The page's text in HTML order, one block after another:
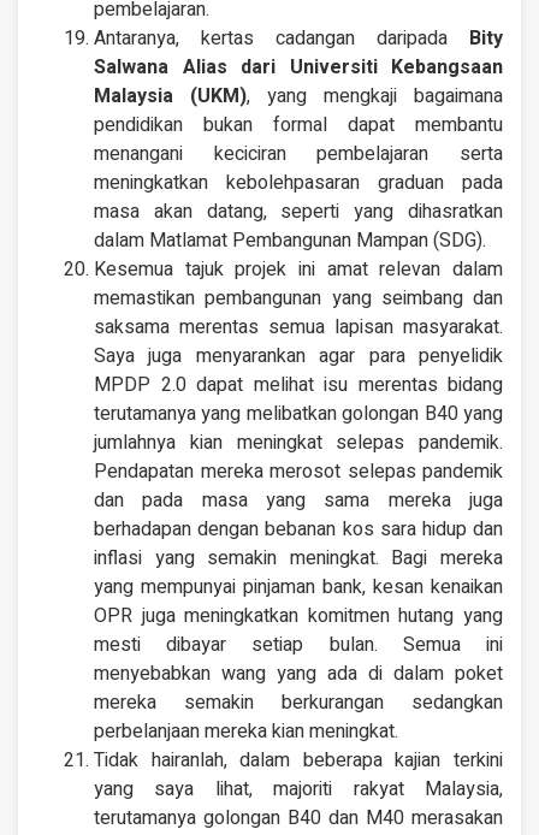
pembelajaran.
Antaranya, kertas cadangan daripada Bity
Salwana Alias dari Universiti Kebangsaan
Malaysia (UKM), yang mengkaji bagaimana
pendidikan bukan formal dapat membantu
menangani keciciran pembelajaran serta
meningkatkan kebolehpasaran graduan pada
masa akan datang, seperti yang dihasratkan
dalam Matlamat Pembangunan Mampan (SDG).
Kesemua tajuk projek ini amat relevan dalam
memastikan pembangunan yang seimbang dan
saksama merentas semua lapisan masyarakat.
Saya juga menyarankan agar para penyelidik
MPDP 2.0 dapat melihat isu merentas bidang
terutamanya yang melibatkan golongan B40 yang
jumlahnya kian meningkat selepas pandemik.
Pendapatan mereka merosot selepas pandemik
dan pada masa yang sama mereka juga
berhadapan dengan bebanan kos sara hidup dan
inflasi yang semakin meningkat. Bagi mereka
yang mempunyai pinjaman bank, kesan kenaikan
OPR juga meningkatkan komitmen hutang yang
mesti dibayar setiap bulan. Semua ini
menyebabkan wang yang ada di dalam poket
mereka semakin berkurangan sedangkan
perbelanjaan mereka kian meningkat.
Tidak hairanlah, dalam beberapa kajian terkini
yang saya lihat, majoriti rakyat Malaysia,
terutamanya golongan B40 dan M40 merasakan